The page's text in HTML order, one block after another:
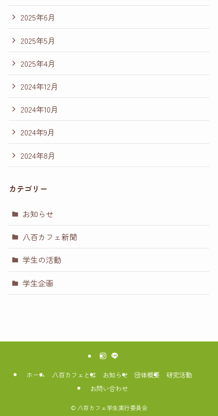
2025年6月
2025年5月
2025年4月
2024年12月
2024年10月
2024年9月
2024年8月
カテゴリー
お知らせ
八百カフェ新聞
学生の活動
学生企画
ホーム 八百カフェとは お知らせ 団体概要
研究活動
お問い合わせ
© 八百カフェ学生実行委員会